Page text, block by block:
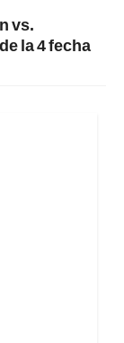
vs.
la 4 fecha